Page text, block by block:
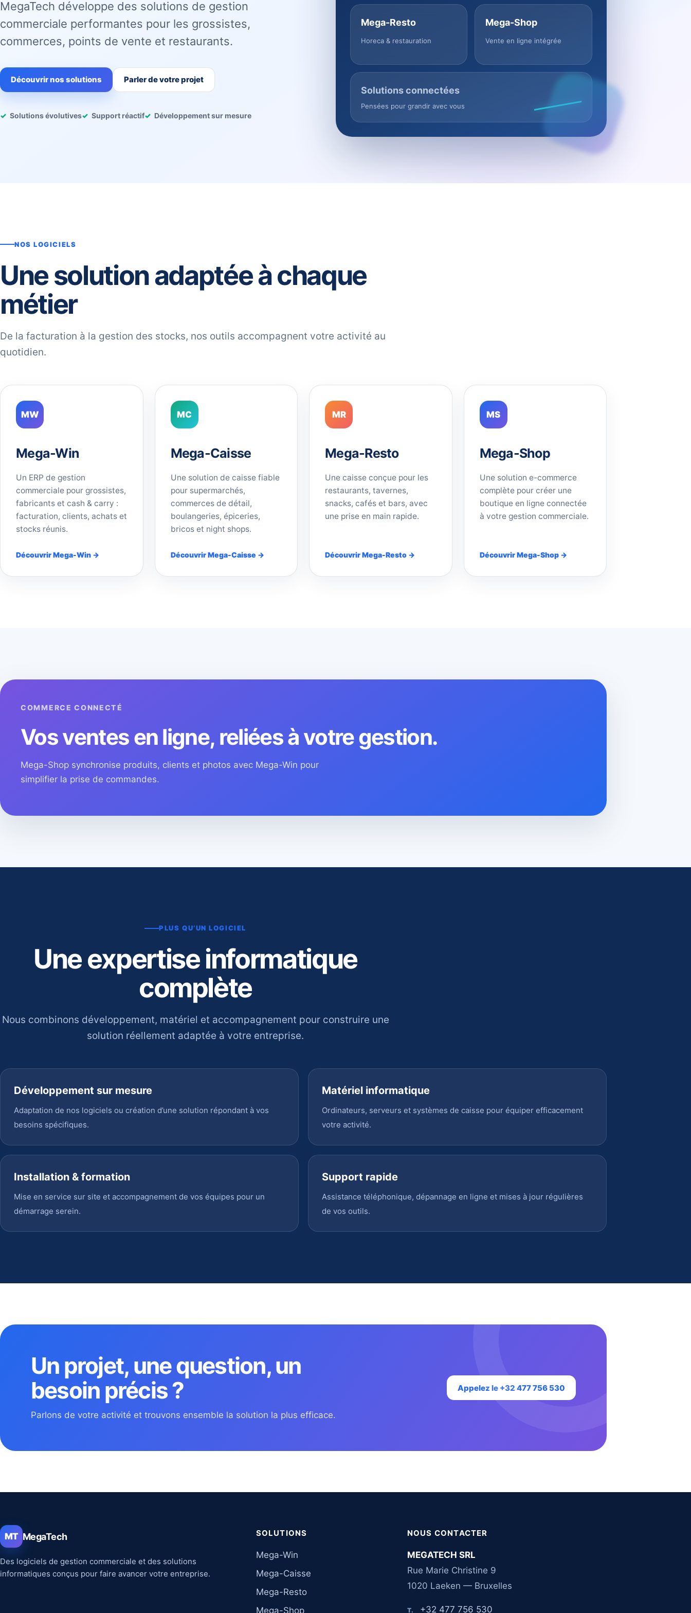
MegaTech développe des solutions de gestion
commerciale performantes pour les grossistes,
commerces, points de vente et restaurants.
Découvrir nos solutions Parler de votre projet
Solutions évolutives Support réactif Développement sur mesure
Mega-Resto
Horeca & restauration
Mega-Shop
Vente en ligne intégrée
Solutions connectées
Pensées pour grandir avec vous
NOS LOGICIELS
Une solution adaptée à chaque
métier
De la facturation à la gestion des stocks, nos outils accompagnent votre activité au
quotidien.
MW
Mega-Win
Un ERP de gestion
commerciale pour grossistes,
fabricants et cash & carry :
facturation, clients, achats et
stocks réunis.
Découvrir Mega-Win →
MC
Mega-Caisse
Une solution de caisse fiable
pour supermarchés,
commerces de détail,
boulangeries, épiceries,
bricos et night shops.
Découvrir Mega-Caisse →
MR
Mega-Resto
Une caisse conçue pour les
restaurants, tavernes,
snacks, cafés et bars, avec
une prise en main rapide.
Découvrir Mega-Resto →
MS
Mega-Shop
Une solution e-commerce
complète pour créer une
boutique en ligne connectée
à votre gestion commerciale.
Découvrir Mega-Shop →
COMMERCE CONNECTÉ
Vos ventes en ligne, reliées à votre gestion.
Mega-Shop synchronise produits, clients et photos avec Mega-Win pour
simplifier la prise de commandes.
PLUS QU’UN LOGICIEL
Une expertise informatique
complète
Nous combinons développement, matériel et accompagnement pour construire une
solution réellement adaptée à votre entreprise.
Développement sur mesure
Adaptation de nos logiciels ou création d’une solution répondant à vos
besoins spécifiques.
Matériel informatique
Ordinateurs, serveurs et systèmes de caisse pour équiper efficacement
votre activité.
Installation & formation
Mise en service sur site et accompagnement de vos équipes pour un
démarrage serein.
Support rapide
Assistance téléphonique, dépannage en ligne et mises à jour régulières
de vos outils.
Un projet, une question, un
besoin précis ?
Parlons de votre activité et trouvons ensemble la solution la plus efficace.
Appelez le +32 477 756 530
MT MegaTech
Des logiciels de gestion commerciale et des solutions
informatiques conçus pour faire avancer votre entreprise.
SOLUTIONS
Mega-Win
Mega-Caisse
Mega-Resto
Mega-Shop
NOUS CONTACTER
MEGATECH SRL
Rue Marie Christine 9
1020 Laeken — Bruxelles
T. +32 477 756 530